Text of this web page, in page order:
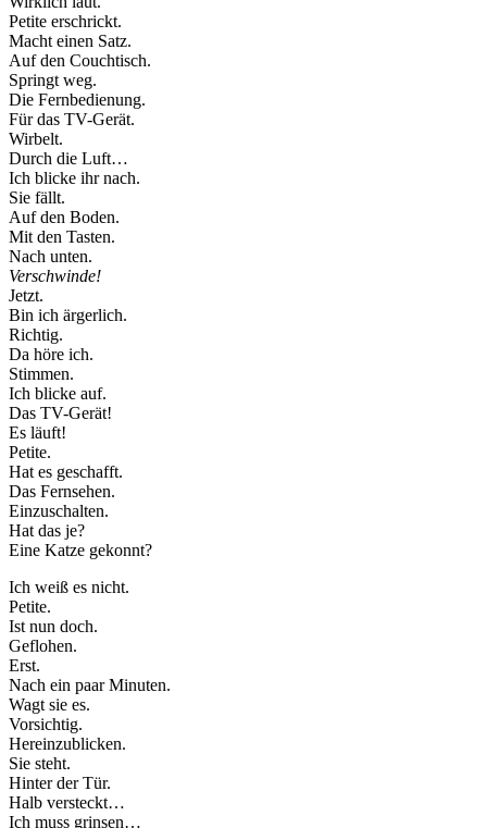
Petite erschrickt.
Macht einen Satz.
Auf den Couchtisch.
Springt weg.
Die Fernbedienung.
Für das TV-Gerät.
Wirbelt.
Durch die Luft…
Ich blicke ihr nach.
Sie fällt.
Auf den Boden.
Mit den Tasten.
Nach unten.
Verschwinde!
Jetzt.
Bin ich ärgerlich.
Richtig.
Da höre ich.
Stimmen.
Ich blicke auf.
Das TV-Gerät!
Es läuft!
Petite.
Hat es geschafft.
Das Fernsehen.
Einzuschalten.
Hat das je?
Eine Katze gekonnt?
Ich weiß es nicht.
Petite.
Ist nun doch.
Geflohen.
Erst.
Nach ein paar Minuten.
Wagt sie es.
Vorsichtig.
Hereinzublicken.
Sie steht.
Hinter der Tür.
Halb versteckt…
Ich muss grinsen…